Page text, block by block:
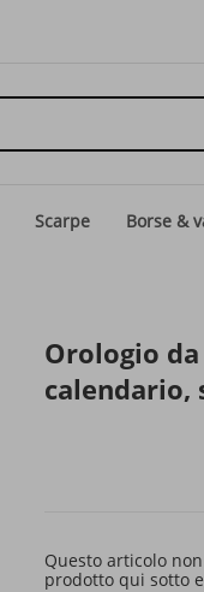
Scarpe Borse &
Orologio
calendario,
Questo articolo
prodotto qui sotto